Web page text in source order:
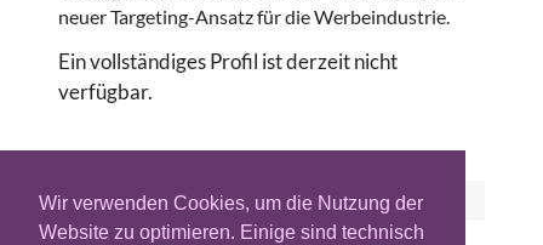
Wir verwenden Cookies, um die Nutzung der
Website zu optimieren. Einige sind technisch
neuer Targeting-Ansatz für die Werbeindustrie.
Ein vollständiges Profil ist derzeit nicht
verfügbar.
ÄHNLICHE ANBIETER